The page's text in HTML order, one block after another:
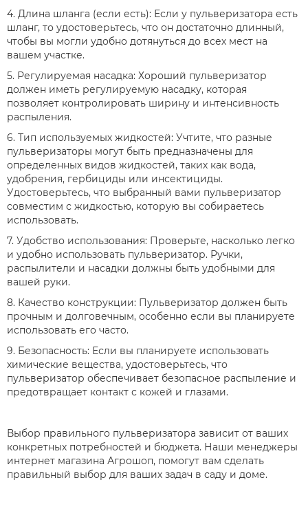
4. Длина шланга (если есть): Если у пульверизатора есть
шланг, то удостоверьтесь, что он достаточно длинный,
чтобы вы могли удобно дотянуться до всех мест на
вашем участке.
5. Регулируемая насадка: Хороший пульверизатор
должен иметь регулируемую насадку, которая
позволяет контролировать ширину и интенсивность
распыления.
6. Тип используемых жидкостей: Учтите, что разные
пульверизаторы могут быть предназначены для
определенных видов жидкостей, таких как вода,
удобрения, гербициды или инсектициды.
Удостоверьтесь, что выбранный вами пульверизатор
совместим с жидкостью, которую вы собираетесь
использовать.
7. Удобство использования: Проверьте, насколько легко
и удобно использовать пульверизатор. Ручки,
распылители и насадки должны быть удобными для
вашей руки.
8. Качество конструкции: Пульверизатор должен быть
прочным и долговечным, особенно если вы планируете
использовать его часто.
9. Безопасность: Если вы планируете использовать
химические вещества, удостоверьтесь, что
пульверизатор обеспечивает безопасное распыление и
предотвращает контакт с кожей и глазами.
Выбор правильного пульверизатора зависит от ваших
конкретных потребностей и бюджета. Наши менеджеры
интернет магазина Агрошоп, помогут вам сделать
правильный выбор для ваших задач в саду и доме.